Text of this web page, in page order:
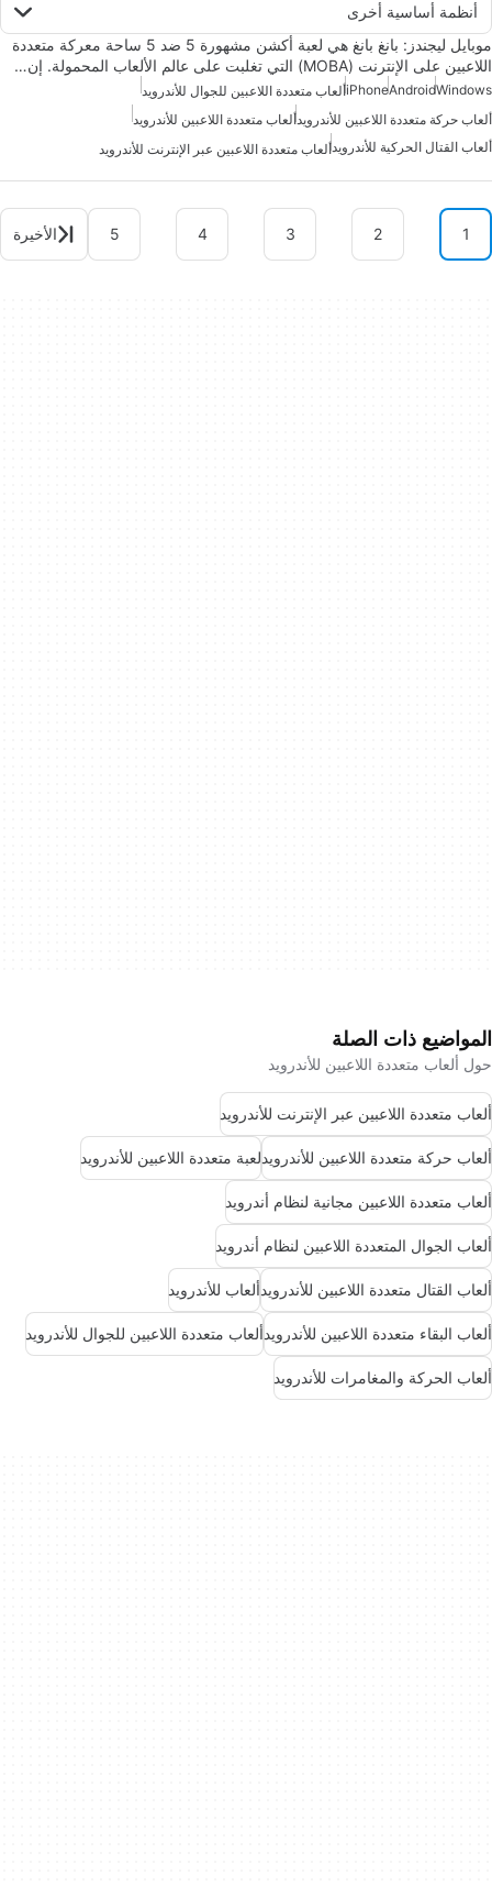
أنظمة أساسية أخرى
موبايل ليجندز: بانغ بانغ هي لعبة أكشن مشهورة 5 ضد 5 ساحة معركة متعددة
اللاعبين على الإنترنت (MOBA) التي تغلبت على عالم الألعاب المحمولة. إن…
Windows
Android
iPhoneألعاب متعددة اللاعبين للجوال للأندرويد
ألعاب حركة متعددة اللاعبين للأندرويدألعاب متعددة اللاعبين للأندرويد
ألعاب القتال الحركية للأندرويدألعاب متعددة اللاعبين عبر الإنترنت للأندرويد
1
2
3
4
5 الأخيرة
المواضيع ذات الصلة
حول ألعاب متعددة اللاعبين للأندرويد
ألعاب متعددة اللاعبين عبر الإنترنت للأندرويد
ألعاب حركة متعددة اللاعبين للأندرويدلعبة متعددة اللاعبين للأندرويد
ألعاب متعددة اللاعبين مجانية لنظام أندرويد
ألعاب الجوال المتعددة اللاعبين لنظام أندرويد
ألعاب القتال متعددة اللاعبين للأندرويدألعاب للأندرويد
ألعاب البقاء متعددة اللاعبين للأندرويدألعاب متعددة اللاعبين للجوال للأندرويد
ألعاب الحركة والمغامرات للأندرويد